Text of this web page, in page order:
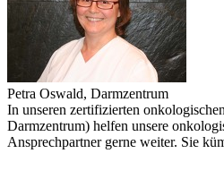
Petra Oswald, Darmzentrum
In unseren zertifizierten
Darmzentrum) helfen unsere
Ansprechpartner gerne weiter. Sie